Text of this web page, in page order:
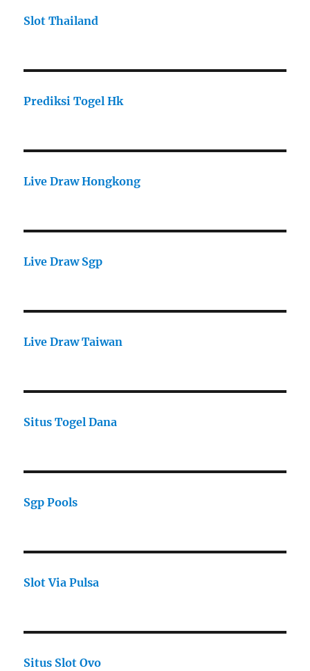
Slot Thailand
Prediksi Togel Hk
Live Draw Hongkong
Live Draw Sgp
Live Draw Taiwan
Situs Togel Dana
Sgp Pools
Slot Via Pulsa
Situs Slot Ovo